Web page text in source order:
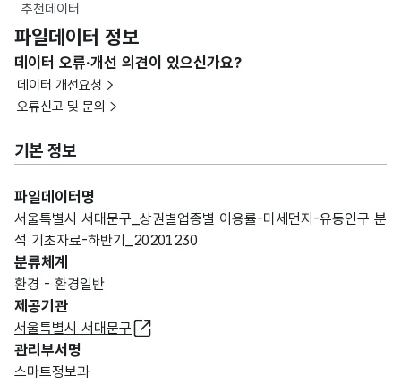
추천데이터
파일데이터 정보
데이터 오류·개선 의견이 있으신가요?
데이터 개선요청
오류신고 및 문의
기본 정보
파일데이터명
서울특별시 서대문구_상권별업종별 이용률-미세먼지-유동인구 분
석 기초자료-하반기_20201230
분류체계
환경 - 환경일반
제공기관
서울특별시 서대문구
관리부서명
스마트정보과